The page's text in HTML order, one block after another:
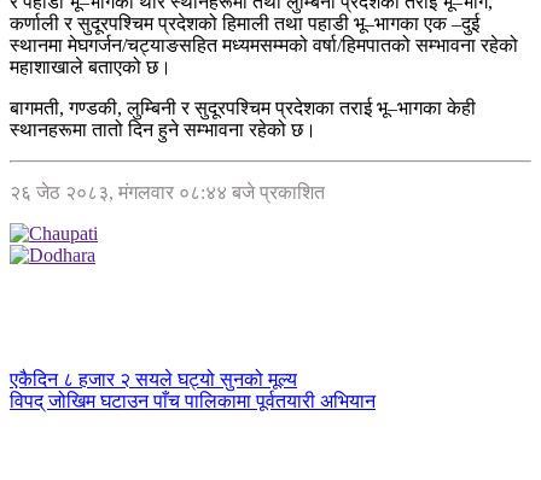
कर्णाली र सुदूरपश्चिम प्रदेशको हिमाली तथा पहाडी भू–भागका एक –दुई
स्थानमा मेघगर्जन/चट्याङसहित मध्यमसम्मको वर्षा/हिमपातको सम्भावना रहेको
महाशाखाले बताएको छ।
बागमती, गण्डकी, लुम्बिनी र सुदूरपश्चिम प्रदेशका तराई भू–भागका केही
स्थानहरूमा तातो दिन हुने सम्भावना रहेको छ।
२६ जेठ २०८३, मंगलवार ०८:४४ बजे प्रकाशित
एकैदिन ८ हजार २ सयले घट्यो सुनको मूल्य
विपद् जोखिम घटाउन पाँच पालिकामा पूर्वतयारी अभियान